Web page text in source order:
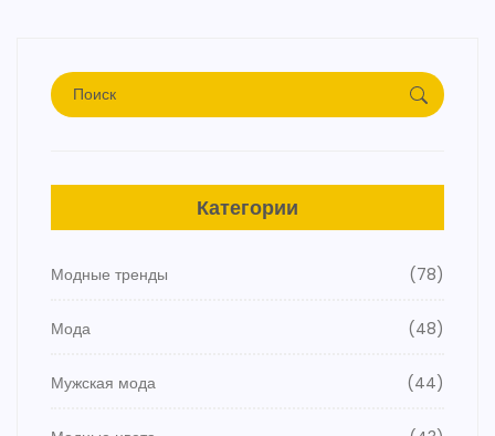
Категории
Модные тренды (78)
Мода (48)
Мужская мода (44)